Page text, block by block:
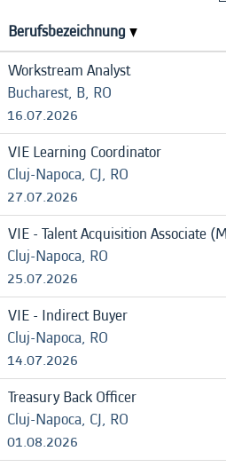
Berufsbezeichnung
Workstream Analyst
Bucharest, B, RO
16.07.2026
VIE Learning Coordinator
Cluj-Napoca, CJ, RO
27.07.2026
VIE - Talent Acquisition Associate
Cluj-Napoca, RO
25.07.2026
VIE - Indirect Buyer
Cluj-Napoca, RO
14.07.2026
Treasury Back Officer
Cluj-Napoca, CJ, RO
01.08.2026